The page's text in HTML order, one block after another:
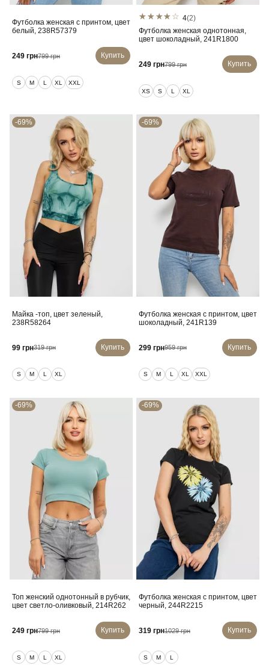
Футболка женская с принтом, цвет
белый, 238R57379
249 грн799 грн Купить
S M L XL XXL
4(2)
Футболка женская однотонная,
цвет шоколадный, 241R1800
249 грн799 грн Купить
XS S L XL
-69%
Майка -топ, цвет зеленый,
238R58264
99 грн319 грн Купить
S M L XL
-69%
Футболка женская с принтом, цвет
шоколадный, 241R139
299 грн959 грн Купить
S M L XL XXL
-69%
Топ женский однотонный в рубчик,
цвет светло-оливковый, 214R262
249 грн799 грн Купить
S M L XL
-69%
Футболка женская с принтом, цвет
черный, 244R2215
319 грн1029 грн Купить
S M L